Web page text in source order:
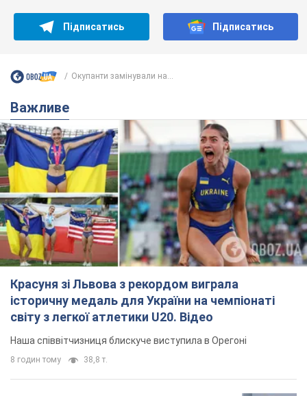
Красуня зі Львова з рекордом виграла
історичну медаль для України на чемпіонаті
світу з легкої атлетики U20. Відео
Наша співвітчизниця блискуче виступила в Орегоні
8 годин тому 38,8 т.
Олександру Пономарьову – 53: що
відомо про трьох дітей секс-
символа 90-х та який вигляд вони
мають
За розвитком кар'єри артист не забував про